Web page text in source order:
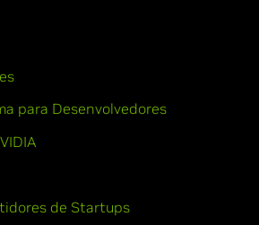
para Desenvolvedores
de Startups